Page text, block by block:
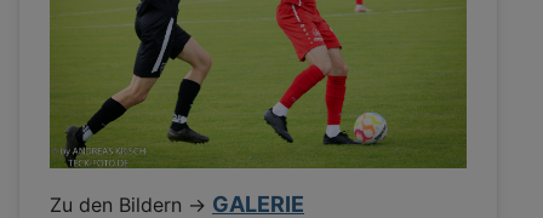
Zu den Bildern -> GALERIE